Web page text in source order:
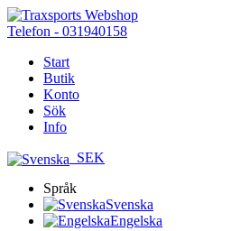
Telefon - 031940158
Start
Butik
Konto
Sök
Info
SEK
Språk
Svenska
Engelska